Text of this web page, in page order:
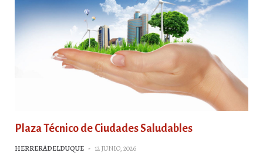
Plaza Técnico de Ciudades Saludables
HERRERADELDUQUE - 12 JUNIO, 2026